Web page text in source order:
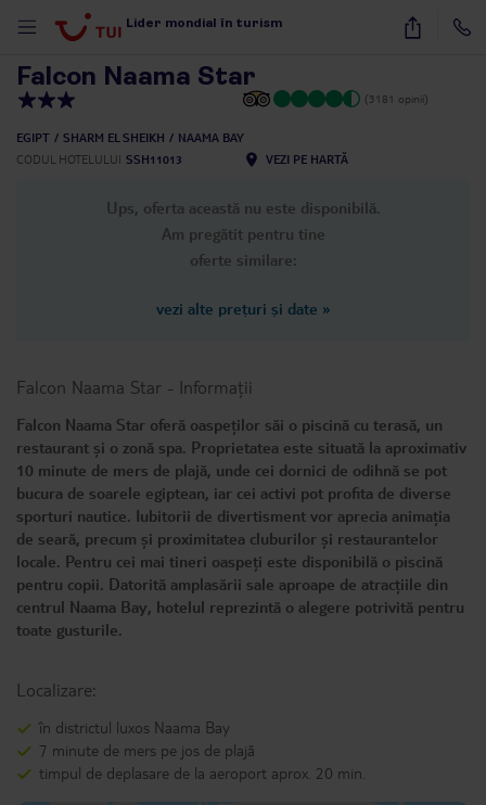
Lider mondial în turism 12
Falcon Naama Star
(3181 opinii)
EGIPT SHARM EL SHEIKH
NAAMA BAY
CODUL HOTELULUI SSH11013 VEZI PE HARTĂ
Ups, oferta această nu este disponibilă.
Am pregătit pentru tine
oferte similare:
vezi alte prețuri și date »
Falcon Naama Star - Informații
Falcon Naama Star oferă oaspeților săi o piscină cu terasă, un
restaurant și o zonă spa. Proprietatea este situată la aproximativ
10 minute de mers de plajă, unde cei dornici de odihnă se pot
bucura de soarele egiptean, iar cei activi pot profita de diverse
sporturi nautice. Iubitorii de divertisment vor aprecia animația
de seară, precum și proximitatea cluburilor și restaurantelor
locale. Pentru cei mai tineri oaspeți este disponibilă o piscină
pentru copii. Datorită amplasării sale aproape de atracțiile din
centrul Naama Bay, hotelul reprezintă o alegere potrivită pentru
toate gusturile.
Localizare:
în districtul luxos Naama Bay
7 minute de mers pe jos de plajă
timpul de deplasare de la aeroport aprox. 20 min.